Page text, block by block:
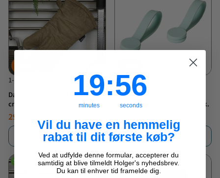
1-2 hverdage
Daily - grillhandske fløjl 18x33
cm
NORMALPRIS
TILBUDSPRIS
29,95 KR
Læg i kurv
1-2 hverdage
Magnetclips til ophæng af
viskestykker etc. silikone 2 stk.
NORMALPRIS
TILBUDSPRIS
Læg i kurv
Sensommer udsalg Prisgaranti Sensommer udsalg
Countdown ends in:
19
19
minutes
: 55
55
seconds
Vil du have en hemmelig
rabat til dit første køb?
Ved at udfylde denne formular, accepterer du
samtidig at blive tilmeldt Holger's nyhedsbrev.
Du kan til enhver tid framelde dig.